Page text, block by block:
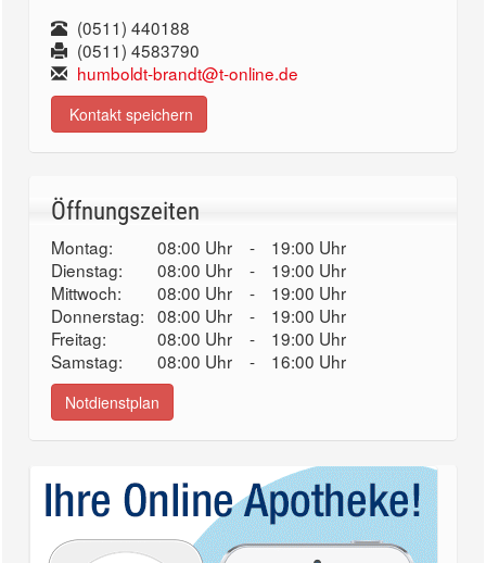
(0511) 440188
(0511) 4583790
humboldt-brandt@t-online.de
Kontakt speichern
Öffnungszeiten
Montag: 08:00 Uhr -
19:00 Uhr
Dienstag:
08:00 Uhr -
19:00 Uhr
Mittwoch:
08:00 Uhr -
19:00 Uhr
Donnerstag: 08:00 Uhr -
19:00 Uhr
Freitag:
08:00 Uhr -
19:00 Uhr
Samstag:
08:00 Uhr - 16:00 Uhr
Notdienstplan